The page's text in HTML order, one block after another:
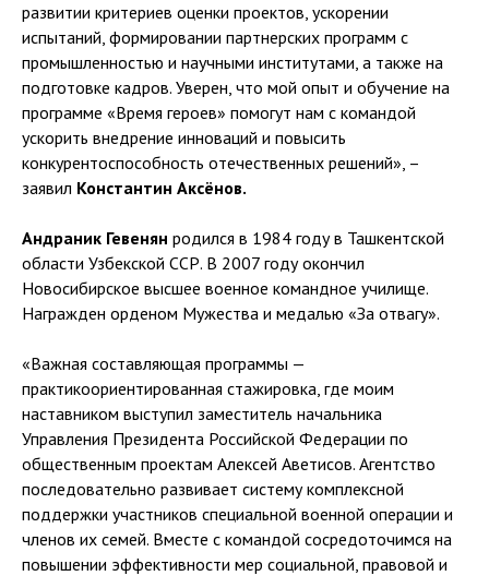
развитии критериев оценки проектов, ускорении
испытаний, формировании партнерских программ с
промышленностью и научными институтами, а также на
подготовке кадров. Уверен, что мой опыт и обучение на
программе «Время героев» помогут нам с командой
ускорить внедрение инноваций и повысить
конкурентоспособность отечественных решений», –
заявил Константин Аксёнов.
Андраник Гевенян родился в 1984 году в Ташкентской
области Узбекской ССР. В 2007 году окончил
Новосибирское высшее военное командное училище.
Награжден орденом Мужества и медалью «За отвагу».
«Важная составляющая программы —
практикоориентированная стажировка, где моим
наставником выступил заместитель начальника
Управления Президента Российской Федерации по
общественным проектам Алексей Аветисов. Агентство
последовательно развивает систему комплексной
поддержки участников специальной военной операции и
членов их семей. Вместе с командой сосредоточимся на
повышении эффективности мер социальной, правовой и